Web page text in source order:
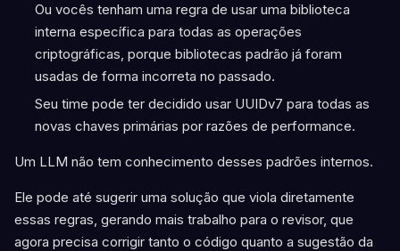
Ou vocês tenham uma regra de usar uma biblioteca
interna específica para todas as operações
criptográficas, porque bibliotecas padrão já foram
usadas de forma incorreta no passado.
Seu time pode ter decidido usar UUIDv7 para todas as
novas chaves primárias por razões de performance.
Um LLM não tem conhecimento desses padrões internos.
Ele pode até sugerir uma solução que viola diretamente
essas regras, gerando mais trabalho para o revisor, que
agora precisa corrigir tanto o código quanto a sugestão da